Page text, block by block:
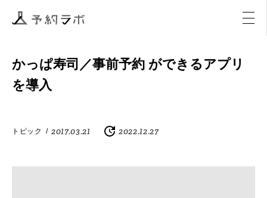
アクティビティ
かっぱ寿司／事前予約 ができるアプリ
を導入
トピック / 2017.03.21 2022.12.27